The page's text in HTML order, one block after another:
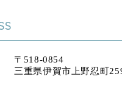
〒518-0854
三重県伊賀市上野忍町